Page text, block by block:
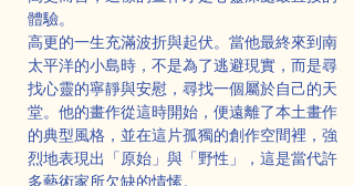
體驗。
高更的一生充滿波折與起伏。當他最終來到南
太平洋的小島時，不是為了逃避現實，而是尋
找心靈的寧靜與安慰，尋找一個屬於自己的天
堂。他的畫作從這時開始，便遠離了本土畫作
的典型風格，並在這片孤獨的創作空間裡，強
烈地表現出「原始」與「野性」，這是當代許
多藝術家所欠缺的情愫。